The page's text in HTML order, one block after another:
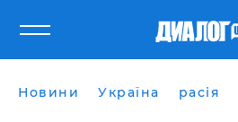
Новини Україна расія